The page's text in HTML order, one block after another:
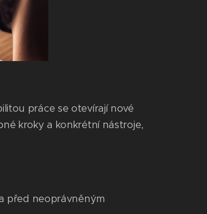
práce se otevírají nové
kroky a konkrétní nástroje,
před neoprávněným